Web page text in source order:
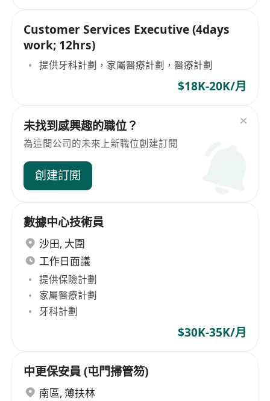
Customer Services Executive (4days
work; 12hrs)
提供牙科計劃，家屬醫療計劃，醫療計劃
$18K-20K/月
未找到感興趣的職位？
為這間公司的未來上新職位創建訂閱
創建訂閱
數據中心技術員
沙田, 大圍
工作日面議
提供保險計劃
家屬醫療計劃
牙科計劃
$30K-35K/月
中更保安員 (屯門掃管笏)
南區, 薄扶林